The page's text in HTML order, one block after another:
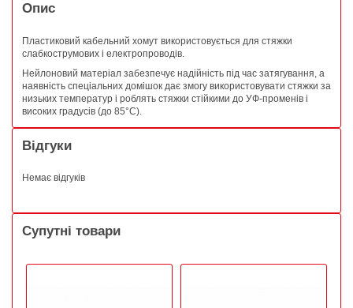
Опис
Пластиковий кабельний хомут використовується для стяжки
слабкострумових і електропроводів.
Нейлоновий матеріал забезпечує надійність під час затягування, а
наявність спеціальних домішок дає змогу використовувати стяжки за
низьких температур і роблять стяжки стійкими до УФ-променів і
високих градусів (до 85°C).
Відгуки
Немає відгуків
Супутні товари